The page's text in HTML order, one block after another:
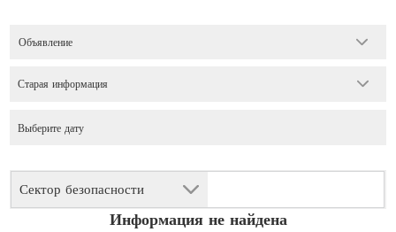
Объявление
Сектор безопасности
Старая информация
Информация не найдена